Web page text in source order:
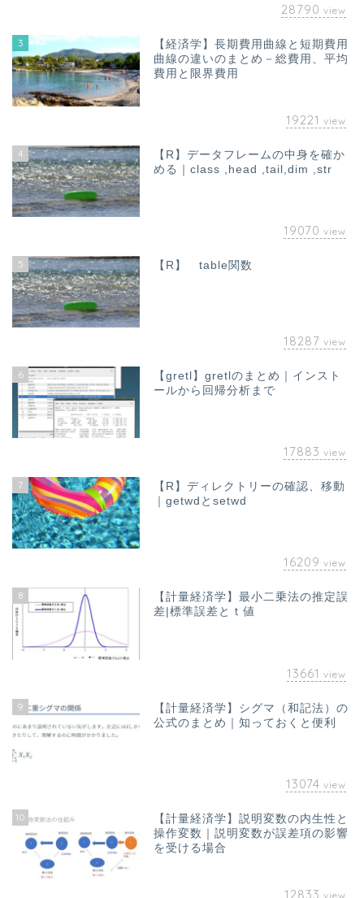
28790 view
3
【経済学】長期費用曲線と短期費用
曲線の違いのまとめ－総費用、平均
費用と限界費用
19221 view
4
【R】データフレームの中身を確か
める｜class ,head ,tail,dim ,str
19070 view
5 【R】 table関数
18287 view
6
【gretl】gretlのまとめ｜インスト
ールから回帰分析まで
17883 view
7
【R】ディレクトリーの確認、移動
｜getwdとsetwd
16209 view
8
【計量経済学】最小二乗法の推定誤
差|標準誤差とｔ値
13661 view
9
【計量経済学】シグマ（和記法）の
公式のまとめ｜知っておくと便利
13074 view
10
【計量経済学】説明変数の内生性と
操作変数｜説明変数が誤差項の影響
を受ける場合
12833 view
ホーム